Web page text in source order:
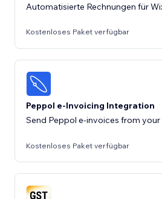
Automatisierte Rechnungen für
Kostenloses Paket verfügbar
Peppol e-Invoicing Integration
Send Peppol e-invoices from your
Kostenloses Paket verfügbar